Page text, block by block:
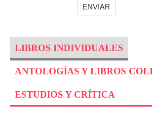
LIBROS INDIVIDUALES
ANTOLOGÍAS Y LIBROS
ESTUDIOS Y CRÍTICA